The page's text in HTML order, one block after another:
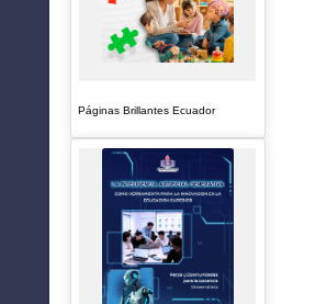
Páginas Brillantes Ecuador